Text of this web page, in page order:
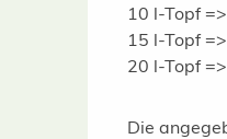
10 l-Topf
15 l-Topf
20 l-Topf
Die